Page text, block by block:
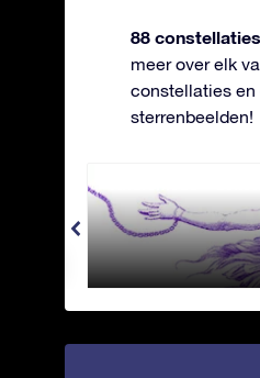
88
meer over elk
constellaties en
sterrenbeelden!
Andromeda -